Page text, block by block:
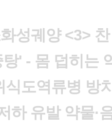
성궤양 <3>
' - 몸 덥히는
식도역류병 방
하 유발 약물·